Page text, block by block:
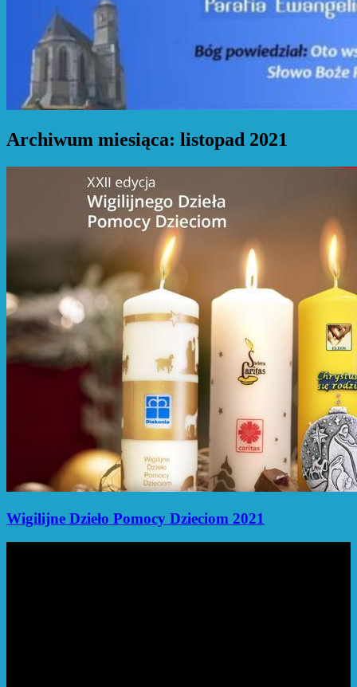
Archiwum miesiąca: listopad 2021
Wigilijne Dzieło Pomocy Dzieciom 2021